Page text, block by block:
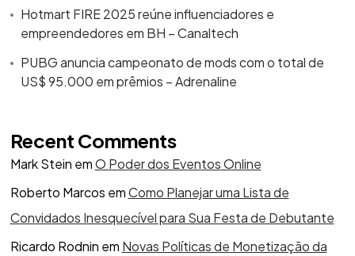
Hotmart FIRE 2025 reúne influenciadores e
empreendedores em BH – Canaltech
PUBG anuncia campeonato de mods com o total de
US$ 95.000 em prêmios – Adrenaline
Recent Comments
Mark Stein emO Poder dos Eventos Online
Roberto Marcos emComo Planejar uma Lista de
Convidados Inesquecível para Sua Festa de Debutante
Ricardo Rodnin em Novas Políticas de Monetização da